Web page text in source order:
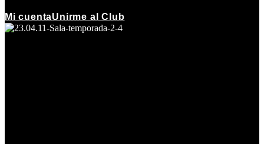
Mi cuentaUnirme al Club